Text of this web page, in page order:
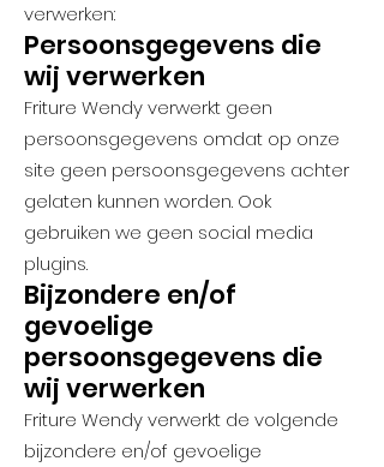
verwerken:
Persoonsgegevens die
wij verwerken
Friture Wendy verwerkt geen
persoonsgegevens omdat op onze
site geen persoonsgegevens achter
gelaten kunnen worden. Ook
gebruiken we geen social media
plugins.
Bijzondere en/of
gevoelige
persoonsgegevens die
wij verwerken
Friture Wendy verwerkt de volgende
bijzondere en/of gevoelige